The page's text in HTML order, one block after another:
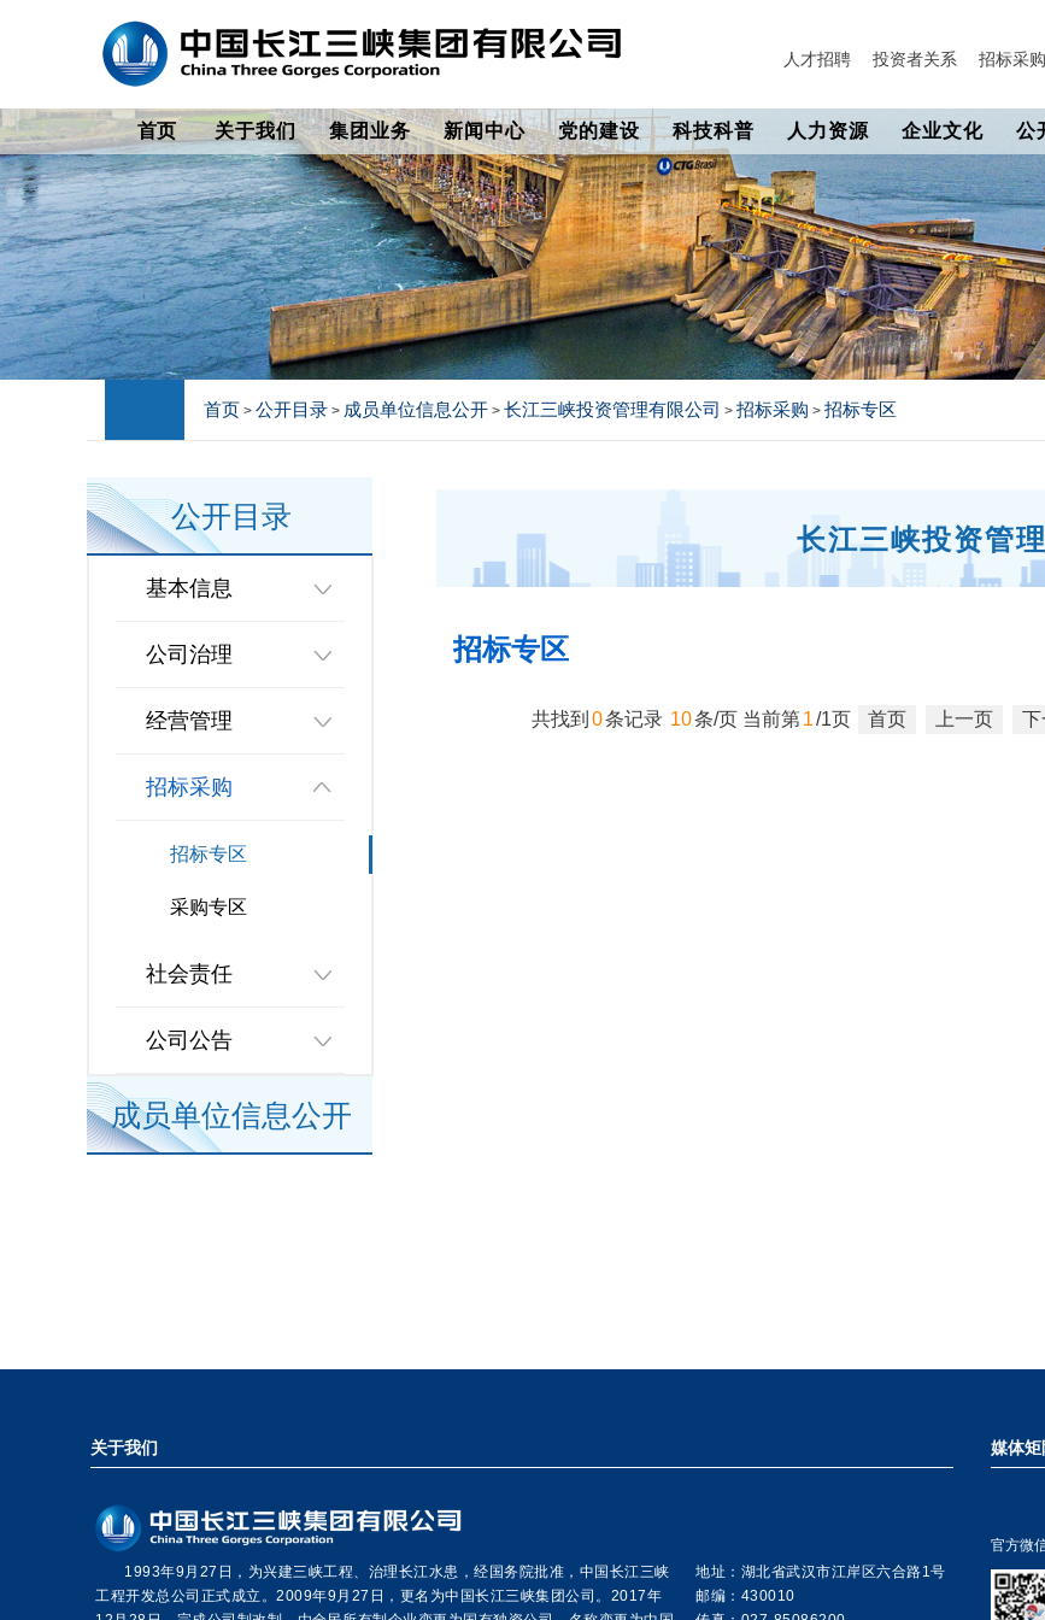
人才招聘 投资者关系 招标采购
首页 关于我们 集团业务 新闻中心 党的建设 科技科普 人力资源 企业文化 公
首页 > 公开目录 > 成员单位信息公开 > 长江三峡投资管理有限公司 > 招标采购 > 招标专区
公开目录
基本信息
公司治理
经营管理
招标采购
招标专区
采购专区
社会责任
公司公告
成员单位信息公开
长江三峡投资管
招标专区
共找到 0条记录 10条/页 当前第 1/1页 首页 上一页 下
关于我们
1993年9月27日，为兴建三峡工程、治理长江水患，经国务院批准，中国长江三峡
工程开发总公司正式成立。2009年9月27日，更名为中国长江三峡集团公司。2017年
地址：湖北省武汉市江岸区六合路1号
邮编：430010
媒体矩
官方微